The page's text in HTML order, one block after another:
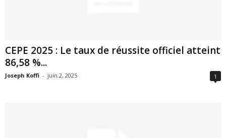
CEPE 2025 : Le taux de réussite officiel atteint
86,58 %...
Joseph Koffi - juin 2, 2025 1